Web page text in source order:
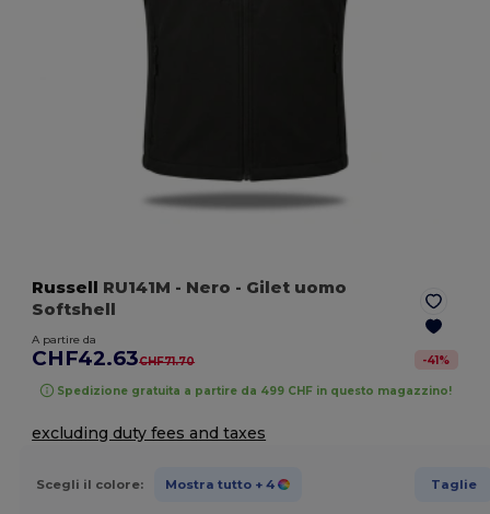
Russell RU141M - Nero - Gilet uomo
Softshell
A partire da
CHF42.63CHF71.70 -41%
Spedizione gratuita a partire da 499 CHF in questo magazzino!
excluding duty fees and taxes
Scegli il colore: Mostra tutto + 4 Taglie